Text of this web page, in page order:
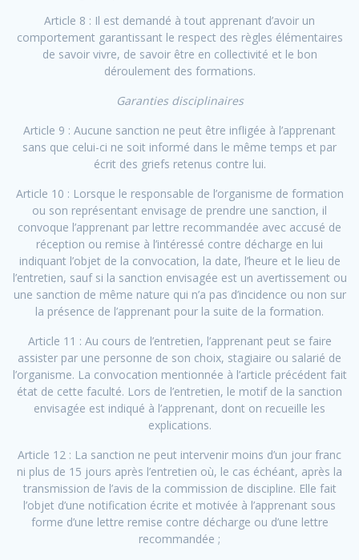
Article 8 : Il est demandé à tout apprenant d’avoir un
comportement garantissant le respect des règles élémentaires
de savoir vivre, de savoir être en collectivité et le bon
déroulement des formations.
Garanties disciplinaires
Article 9 : Aucune sanction ne peut être infligée à l’apprenant
sans que celui-ci ne soit informé dans le même temps et par
écrit des griefs retenus contre lui.
Article 10 : Lorsque le responsable de l’organisme de formation
ou son représentant envisage de prendre une sanction, il
convoque l’apprenant par lettre recommandée avec accusé de
réception ou remise à l’intéressé contre décharge en lui
indiquant l’objet de la convocation, la date, l’heure et le lieu de
l’entretien, sauf si la sanction envisagée est un avertissement ou
une sanction de même nature qui n’a pas d’incidence ou non sur
la présence de l’apprenant pour la suite de la formation.
Article 11 : Au cours de l’entretien, l’apprenant peut se faire
assister par une personne de son choix, stagiaire ou salarié de
l’organisme. La convocation mentionnée à l’article précédent fait
état de cette faculté. Lors de l’entretien, le motif de la sanction
envisagée est indiqué à l’apprenant, dont on recueille les
explications.
Article 12 : La sanction ne peut intervenir moins d’un jour franc
ni plus de 15 jours après l’entretien où, le cas échéant, après la
transmission de l’avis de la commission de discipline. Elle fait
l’objet d’une notification écrite et motivée à l’apprenant sous
forme d’une lettre remise contre décharge ou d’une lettre
recommandée ;